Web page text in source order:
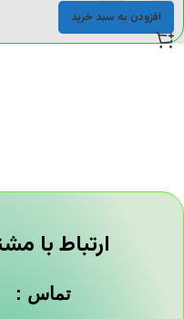
افزودن به سبد خرید
ارتباط با
تماس :